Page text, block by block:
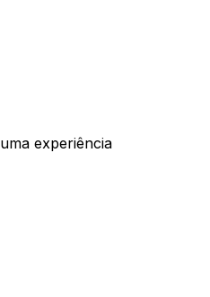
uma experiência